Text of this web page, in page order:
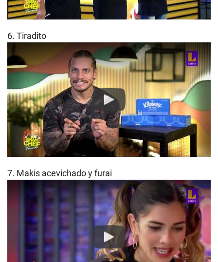
6. Tiradito
Play
7. Makis acevichado y furai
Play